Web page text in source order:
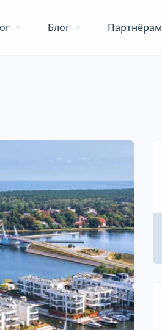
Блог Партнёрам